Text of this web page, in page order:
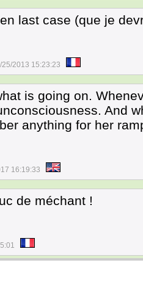
last case (que je
25/2013 15:23:23
is going on.
And
anything for her
16:19:33
de méchant !